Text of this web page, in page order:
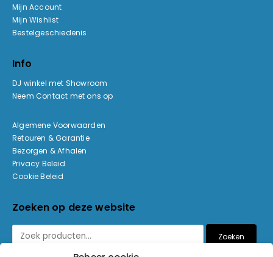
Mijn Account
Mijn Wishlist
Bestelgeschiedenis
Info
DJ winkel met Showroom
Neem Contact met ons op
Algemene Voorwaarden
Retouren & Garantie
Bezorgen & Afhalen
Privacy Beleid
Cookie Beleid
Zoeken op deze website
Zoeken